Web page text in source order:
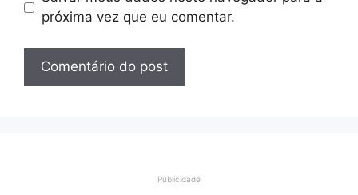
próxima vez que eu comentar.
Publicidade